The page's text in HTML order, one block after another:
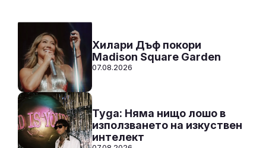
СЛУШАЙ
Хилари Дъф покори
Madison Square Garden
07.08.2026
Tyga: Няма нищо лошо в
използването на изкуствен
интелект